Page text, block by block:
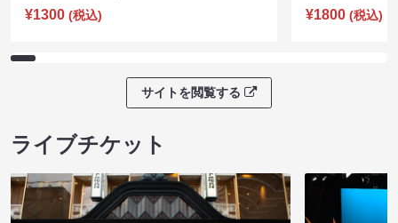
¥1300 (税込)
¥1800 (税込)
サイトを閲覧する
ライブチケット